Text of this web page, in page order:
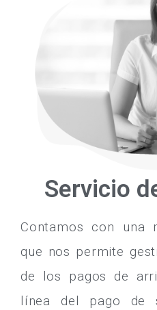
Servicio
Contamos con una
que nos permite
de los pagos de
línea del pago de